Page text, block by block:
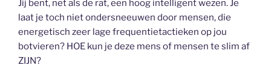
Jij bent, net als de rat, een hoog intelligent wezen. Je
laat je toch niet ondersneeuwen door mensen, die
energetisch zeer lage frequentietactieken op jou
botvieren? HOE kun je deze mens of mensen te slim af
ZIJN?